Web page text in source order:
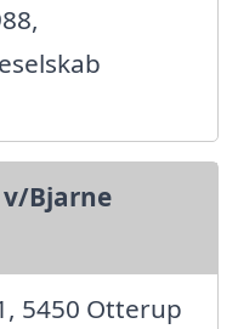
Bjarne
5450 Otterup